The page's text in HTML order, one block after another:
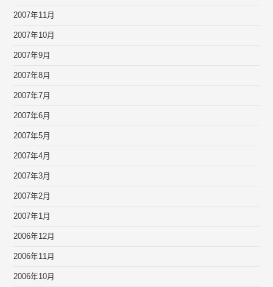
2007年11月
2007年10月
2007年9月
2007年8月
2007年7月
2007年6月
2007年5月
2007年4月
2007年3月
2007年2月
2007年1月
2006年12月
2006年11月
2006年10月